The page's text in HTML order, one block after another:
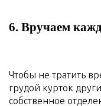
6. Вручаем
Чтобы не тратить
грудой курток
собственное